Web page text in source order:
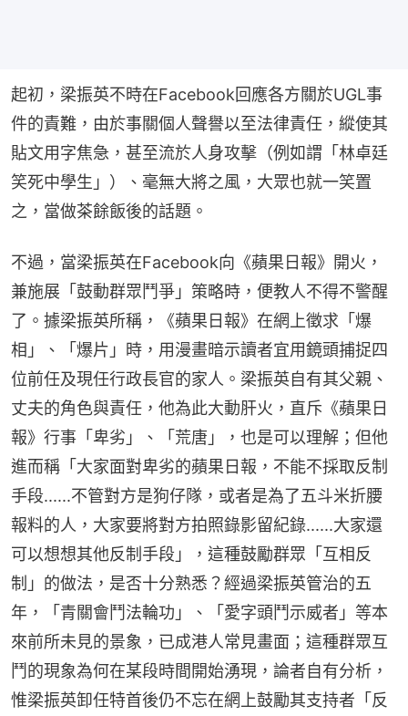
起初，梁振英不時在Facebook回應各方關於UGL事
件的責難，由於事關個人聲譽以至法律責任，縱使其
貼文用字焦急，甚至流於人身攻擊（例如謂「林卓廷
笑死中學生」）、毫無大將之風，大眾也就一笑置
之，當做茶餘飯後的話題。
不過，當梁振英在Facebook向《蘋果日報》開火，
兼施展「鼓動群眾鬥爭」策略時，便教人不得不警醒
了。據梁振英所稱，《蘋果日報》在網上徵求「爆
相」、「爆片」時，用漫畫暗示讀者宜用鏡頭捕捉四
位前任及現任行政長官的家人。梁振英自有其父親、
丈夫的角色與責任，他為此大動肝火，直斥《蘋果日
報》行事「卑劣」、「荒唐」，也是可以理解；但他
進而稱「大家面對卑劣的蘋果日報，不能不採取反制
手段......不管對方是狗仔隊，或者是為了五斗米折腰
報料的人，大家要將對方拍照錄影留紀錄......大家還
可以想想其他反制手段」，這種鼓勵群眾「互相反
制」的做法，是否十分熟悉？經過梁振英管治的五
年，「青關會鬥法輪功」、「愛字頭鬥示威者」等本
來前所未見的景象，已成港人常見畫面；這種群眾互
鬥的現象為何在某段時間開始湧現，論者自有分析，
惟梁振英卸任特首後仍不忘在網上鼓勵其支持者「反